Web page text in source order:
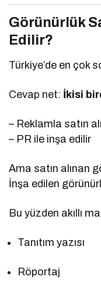
Görünürlük
Edilir?
Türkiye’de en çok
Cevap net: İkisi
– Reklamla satın
– PR ile inşa edilir
Ama satın alınan
İnşa edilen
Bu yüzden akıllı
Tanıtım yazısı
Röportaj